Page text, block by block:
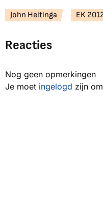
John Heitinga EK
Reacties
Nog geen opmerkingen
Je moet ingelogd zijn